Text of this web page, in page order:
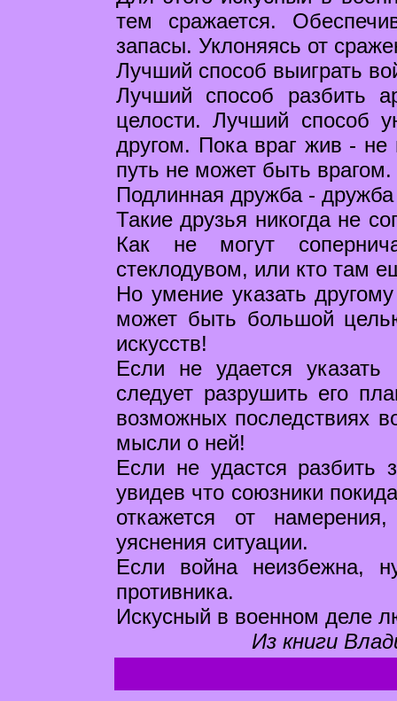
тем сражается.
запасы. Уклоняясь от
Лучший способ выиграть
Лучший способ разбить
целости. Лучший способ
другом. Пока враг жив -
путь не может быть
Подлинная дружба -
Такие друзья никогда не
Как не могут
стеклодувом, или кто там
Но умение указать
может быть большой
искусств!
Если не удается указать
следует разрушить его
возможных последствиях
мысли о ней!
Если не удастся разбить
увидев что союзники
откажется от
уяснения ситуации.
Если война неизбежна,
противника.
Искусный в военном деле
Из книги